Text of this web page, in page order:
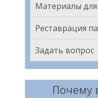
Материалы для
Реставрация
Задать вопрос
Почему